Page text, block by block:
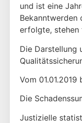
und ist eine
Bekanntwerden
erfolgte, stehen
Die Darstellung
Vom
Die
Justizielle